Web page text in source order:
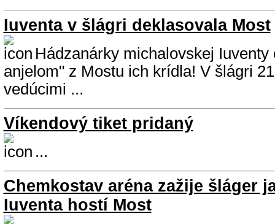
Iuventa v šlágri deklasovala Most
Hádzanárky michalovskej
anjelom" z Mostu ich krídla! V šlágri
vedúcimi ...
Víkendový tiket pridaný
...
Chemkostav aréna zažije šláger
Iuventa hostí Most